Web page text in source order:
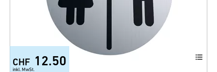
CHF 12.50
inkl. MwSt.